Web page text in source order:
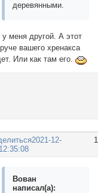
деревянными.
у меня другой. А этот
вашего хренакса
Или как там его.
2021-12-
Вован
написал(а):